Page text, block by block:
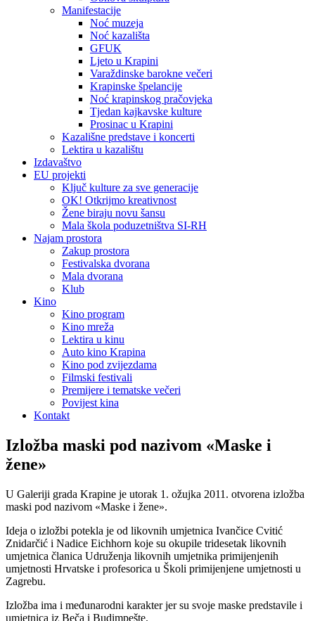
Manifestacije
Noć muzeja
Noć kazališta
GFUK
Ljeto u Krapini
Varaždinske barokne večeri
Krapinske špelancije
Noć krapinskog pračovjeka
Tjedan kajkavske kulture
Prosinac u Krapini
Kazališne predstave i koncerti
Lektira u kazalištu
Izdavaštvo
EU projekti
Ključ kulture za sve generacije
OK! Otkrijmo kreativnost
Žene biraju novu šansu
Mala škola poduzetništva SI-RH
Najam prostora
Zakup prostora
Festivalska dvorana
Mala dvorana
Klub
Kino
Kino program
Kino mreža
Lektira u kinu
Auto kino Krapina
Kino pod zvijezdama
Filmski festivali
Premijere i tematske večeri
Povijest kina
Kontakt
Izložba maski pod nazivom «Maske i
žene»
U Galeriji grada Krapine je utorak 1. ožujka 2011. otvorena izložba
maski pod nazivom «Maske i žene».
Ideja o izložbi potekla je od likovnih umjetnica Ivančice Cvitić
Znidarčić i Nadice Eichhorn koje su okupile tridesetak likovnih
umjetnica članica Udruženja likovnih umjetnika primijenjenih
umjetnosti Hrvatske i profesorica u Školi primijenjene umjetnosti u
Zagrebu.
Izložba ima i međunarodni karakter jer su svoje maske predstavile i
umjetnica iz Beča i Budimpešte.